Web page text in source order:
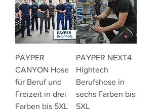
PAYPER
CANYON Hose
für Beruf und
Freizeit in drei
Farben bis 5XL
PAYPER NEXT4
Hightech
Berufshose in
sechs Farben bis
5XL